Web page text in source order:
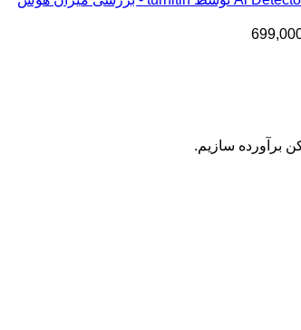
تومان399,000
تا
محدوده
برآورده سازیم.